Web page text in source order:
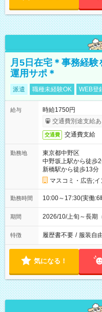
月5日在宅＊事務経
運用サポ＊
派遣 職種未経験OK WEB登
給与
時給1750円
交通費別途支給あ
交通費 交通費支給
勤務地
東京都中野区
中野坂上駅から徒歩
新橋駅から徒歩13分
マスコミ・広告;
勤務時間 10:00～17:30(実働
期間 2026/10/上旬～長期
特徴 履歴書不要 / 服装自
気になる！